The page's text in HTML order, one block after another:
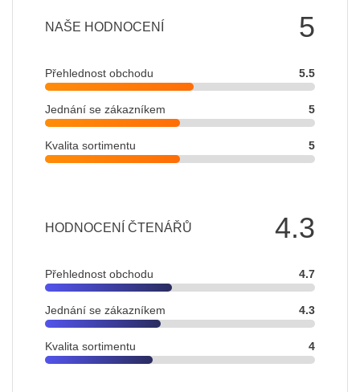
5
NAŠE HODNOCENÍ
Přehlednost obchodu 5.5
Jednání se zákazníkem 5
Kvalita sortimentu 5
4.3
HODNOCENÍ ČTENÁŘŮ
Přehlednost obchodu 4.7
Jednání se zákazníkem 4.3
Kvalita sortimentu 4